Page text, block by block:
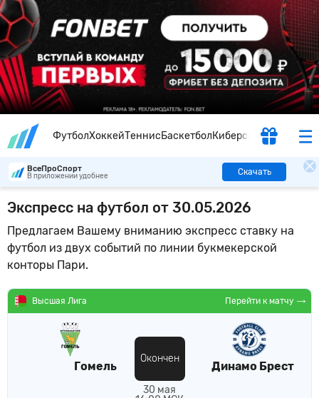
ФутболХоккейТеннисБаскетболКиберспорт
ВсеПроСпорт
В приложении удобнее Скачать
Экспресс на футбол от 30.05.2026
Предлагаем Вашему вниманию экспресс ставку на
футбол из двух событий по линии букмекерской
конторы Пари.
Высшая Лига Перейти к матчу
Гомель
Окончен
30 мая
Динамо Брест